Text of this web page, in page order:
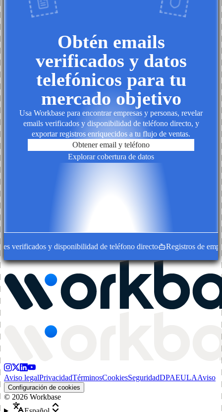
Obtén emails
verificados y datos
telefónicos para tu
mercado objetivo
Usa Workbase para encontrar empresas y personas, revelar
emails verificados y disponibilidad de teléfono directo, y
exportar registros enriquecidos a tu flujo de ventas.
Obtener email y teléfono
Explorar cobertura de datos
verificados y disponibilidad de teléfono directo Registros de
Aviso legalPrivacidadTérminosCookiesSeguridadDPAEULAAviso
Configuración de cookies
© 2026 Workbase